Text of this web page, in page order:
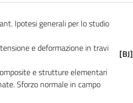
Ipotesi generali per lo studio
e deformazione in travi
e strutture elementari
Sforzo normale in campo